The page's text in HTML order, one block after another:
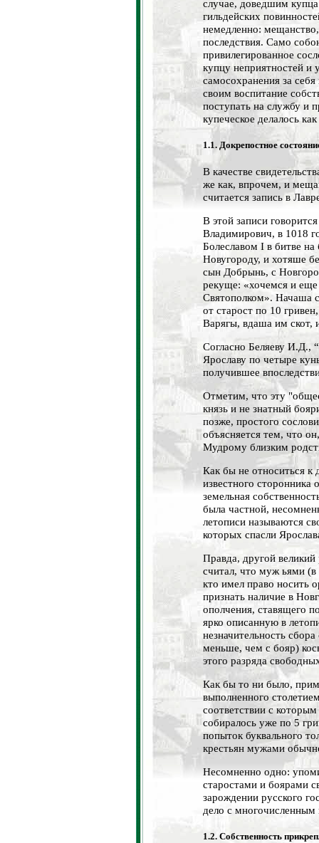
случае, доведшим
гильдейских
немедленно:
последствия. Само
привилегированное
купцу неприятностей и
самосохранения за
своим воспитание
поступать на службу и
купеческое делалось
1.1. Докрепостное
В качестве
же как, впрочем, и
считается запись в
В этой записи
Владимирович, в 1018
Болеславом I в битве
Новугороду, и хотяше
сын Добрынь, с
рекуще: «хочемся и
Святополком». Начаша
от старост по 10
Варягы, вдаша им скот,
Согласно Беляеву И.Д.,
Ярославу по четыре
получившее
Отметим, что эту
князь и не знатный
позже, простого
объясняется тем, что
Мудрому близким
Как бы не относиться
известного
земельная
была частной,
летописи называются
которых спасли
Правда, другой
считал, что муж ьями (в
кто имел право носить
признать наличие в
ополчения, ставящего
ярко описанную в
незначительность
меньше, чем с бояр)
этого разряда
Как бы то ни было,
выполненного
соответствии с
собиралось уже по 5
попыток буквального
крестьян мужами
Несомненно одно:
старостами и боярами
зарождении русского
дело с многочисленным
1.2. Собственность